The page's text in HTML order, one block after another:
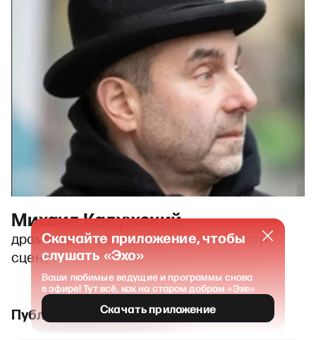
Михаил Калужский
драматург и ведущий подкаста «Закати
сцену»
Публикации и выпуски
Скачайте приложение, чтобы
слушать «Эхо»
Ваши любимые ведущие и программы снова
в эфире! Тут всё, как на старом добром «Эхе»
Скачать приложение